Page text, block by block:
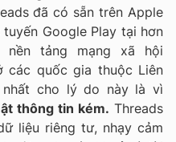
đã có sẵn trên Apple
Google Play tại hơn
nền tảng mạng xã hội
các quốc gia thuộc Liên
nhất cho lý do này là vì
thông tin kém. Threads
liệu riêng tư, nhạy cảm